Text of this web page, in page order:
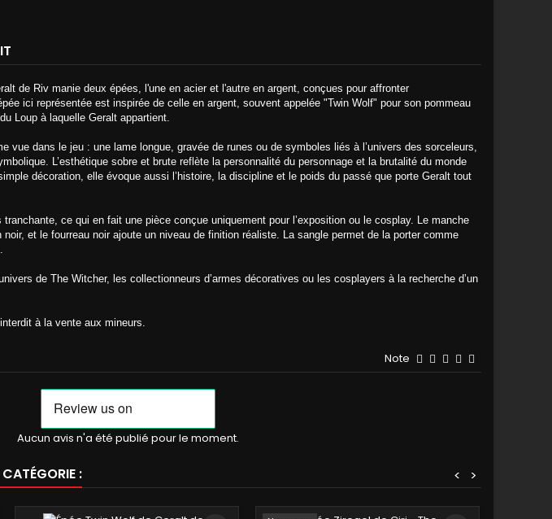
de Riv manie deux épées, l'une en acier et l'autre en argent, conçues pour affronter
ici représentée est inspirée de celle en argent, souvent appelée "Twin Wolf" pour son pommeau
Loup à laquelle Geralt appartient.
vue dans le jeu : une lame longue, gravée de runes ou de symboles liés à l’univers des sorceleurs,
L’esthétique sobre et brute reflète la personnalité du personnage et la brutalité du monde
décoration, elle évoque aussi l’histoire, la discipline et le poids du passé que porte Geralt tout
ce qui en fait une pièce conçue uniquement pour l’exposition ou le cosplay. Le manche
et le fourreau noir ajoute un niveau de finition réaliste. La sangle permet de la porter comme
de The Witcher, les collectionneurs d’armes décoratives ou les cosplayers à la recherche d’un
à la vente aux mineurs.
Note
Aucun avis n'a été publié pour le moment.
: >
<